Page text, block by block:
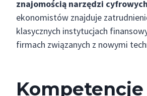
znajomością narzędzi
ekonomistów znajduje
klasycznych instytucjach
firmach związanych z nowymi
Kompetencje